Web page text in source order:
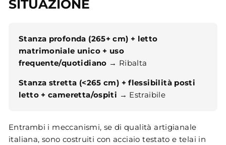
SITUAZIONE
Stanza profonda (265+ cm) + letto
matrimoniale unico + uso
frequente/quotidiano → Ribalta
Stanza stretta (<265 cm) + flessibilità posti
letto + cameretta/ospiti → Estraibile
Entrambi i meccanismi, se di qualità artigianale
italiana, sono costruiti con acciaio testato e telai in